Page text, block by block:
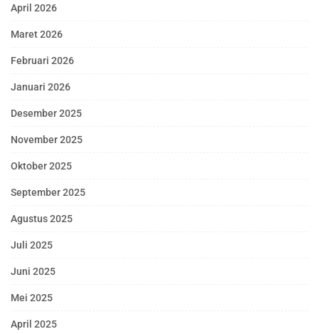
April 2026
Maret 2026
Februari 2026
Januari 2026
Desember 2025
November 2025
Oktober 2025
September 2025
Agustus 2025
Juli 2025
Juni 2025
Mei 2025
April 2025